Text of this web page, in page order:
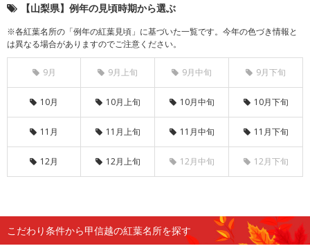
【山梨県】例年の見頃時期から選ぶ
※各紅葉名所の「例年の紅葉見頃」に基づいた一覧です。今年の色づき情報と
は異なる場合がありますのでご注意ください。
9月 9月上旬 9月中旬 9月下旬
10月 10月上旬 10月中旬 10月下旬
11月 11月上旬 11月中旬 11月下旬
12月 12月上旬 12月中旬 12月下旬
こだわり条件から甲信越の紅葉名所を探す